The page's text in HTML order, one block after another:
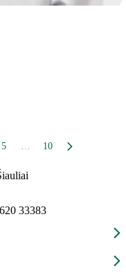
5 … 10
33383